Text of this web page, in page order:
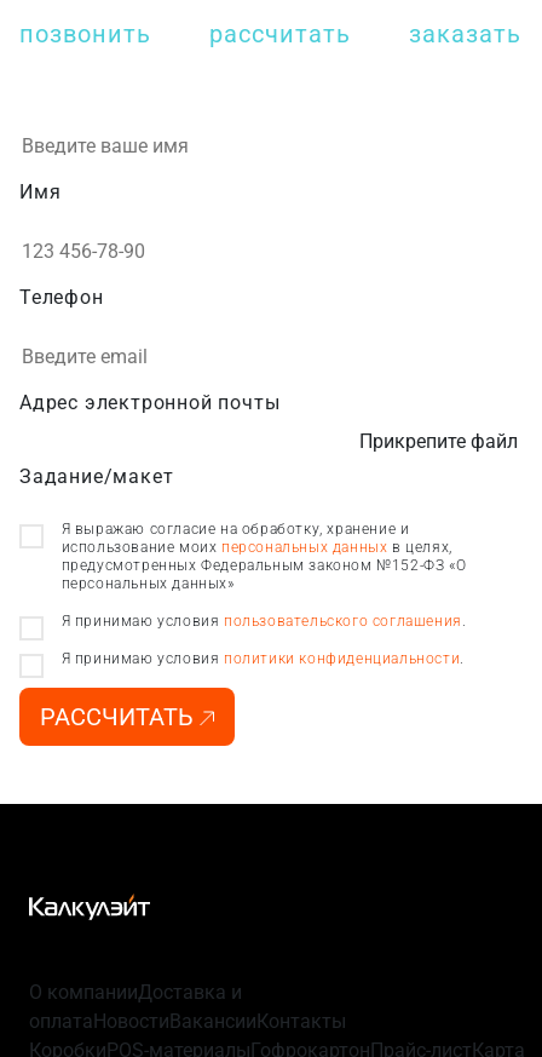
позвонить рассчитать заказать
Имя
Телефон
Адрес электронной почты
Задание/макет
Прикрепите файл
Я выражаю согласие на обработку, хранение и
использование моих персональных данных в целях,
предусмотренных Федеральным законом №152-ФЗ «О
персональных данных»
Я принимаю условия пользовательского соглашения .
Я принимаю условия политики конфиденциальности.
РАССЧИТАТЬ
О компанииДоставка и
оплатаНовостиВакансииКонтакты
КоробкиPOS-материалыГофрокартонПрайс-листКарта